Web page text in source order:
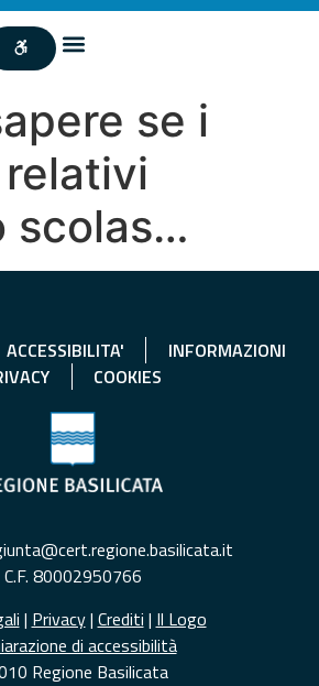
se i
scolas…
ACCESSIBILITA'
INFORMAZIONI
COOKIES
C.F. 80002950766
| Privacy| Crediti | Il Logo
di accessibilità
Regione Basilicata